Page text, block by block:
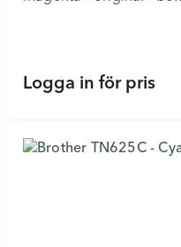
Logga in för pris